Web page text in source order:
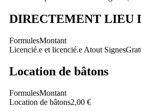
DIRECTEMENT LIEU
FormulesMontant
Licencié.e et licencié.e Atout Signes
Location de bâtons
FormulesMontant
Location de bâtons2,00 €